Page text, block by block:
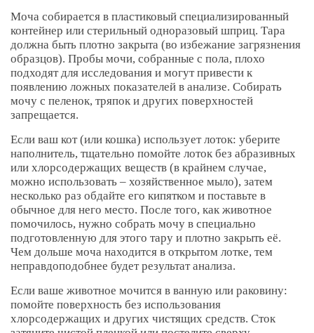
Моча собирается в пластиковый специализированный
контейнер или стерильный одноразовый шприц. Тара
должна быть плотно закрыта (во избежание загрязнения
образцов). Пробы мочи, собранные с пола, плохо
подходят для исследования и могут привести к
появлению ложных показателей в анализе. Собирать
мочу с пеленок, тряпок и других поверхностей
запрещается.
Если ваш кот (или кошка) использует лоток: уберите
наполнитель, тщательно помойте лоток без абразивных
или хлорсодержащих веществ (в крайнем случае,
можно использовать – хозяйственное мыло), затем
несколько раз обдайте его кипятком и поставьте в
обычное для него место. После того, как животное
помочилось, нужно собрать мочу в специально
подготовленную для этого тару и плотно закрыть её.
Чем дольше моча находится в открытом лотке, тем
неправдоподобнее будет результат анализа.
Если ваше животное мочится в ванную или раковину:
помойте поверхность без использования
хлорсодержащих и других чистящих средств. Сток